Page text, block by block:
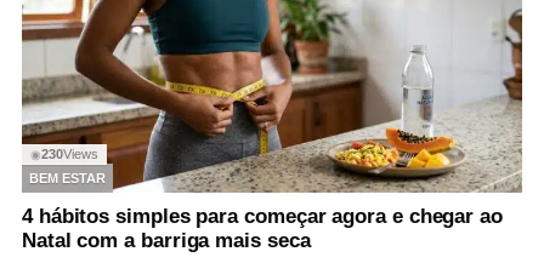
◉230Views
BEM ESTAR
4 hábitos simples para começar agora e chegar ao
Natal com a barriga mais seca